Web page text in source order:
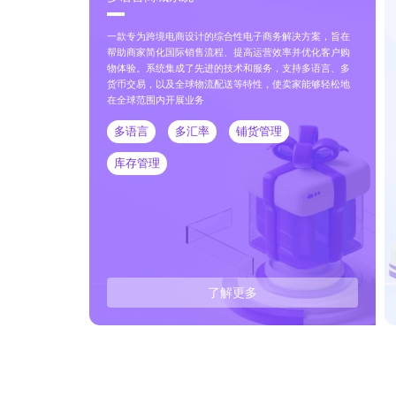
一款专为跨境电商设计的综合性电子商务解决方案，旨在
帮助商家简化国际销售流程、提高运营效率并优化客户购
物体验。系统集成了先进的技术和服务，支持多语言、多
货币交易，以及全球物流配送等特性，使卖家能够轻松地
在全球范围内开展业务
多语言 多汇率 铺货管理
库存管理
了解更多